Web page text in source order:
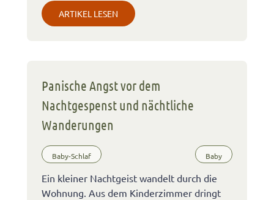
ARTIKEL LESEN
Panische Angst vor dem
Nachtgespenst und nächtliche
Wanderungen
Baby-Schlaf Baby
Ein kleiner Nachtgeist wandelt durch die
Wohnung. Aus dem Kinderzimmer dringt